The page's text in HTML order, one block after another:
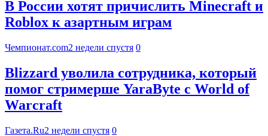
В России хотят причислить Minecraft и
Roblox к азартным играм
Чемпионат.com2 недели спустя 0
Blizzard уволила сотрудника, который
помог стримерше YaraByte с World of
Warcraft
Газета.Ru2 недели спустя 0